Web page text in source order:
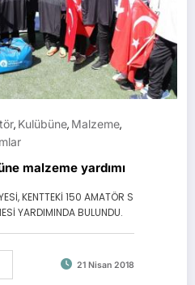
, Kulübüne, Malzeme,
malzeme yardımı
KENTTEKİ 150 AMATÖR S
YARDIMINDA BULUNDU.
21 Nisan 2018